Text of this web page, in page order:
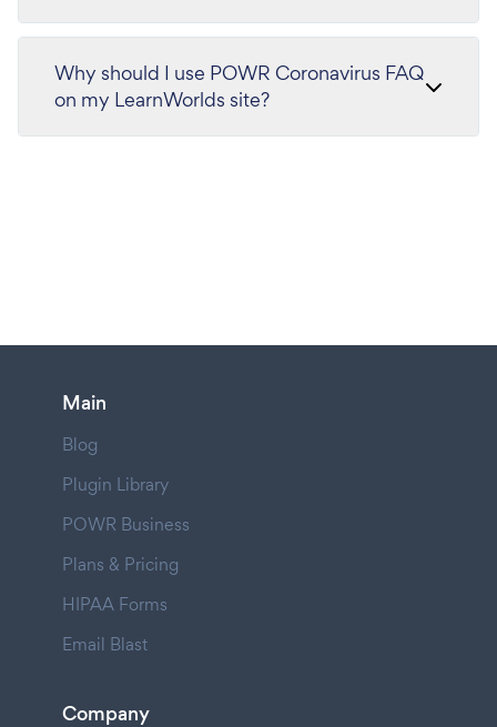
Why should I use POWR Coronavirus FAQ
on my LearnWorlds site?
Main
Blog
Plugin Library
POWR Business
Plans & Pricing
HIPAA Forms
Email Blast
Company